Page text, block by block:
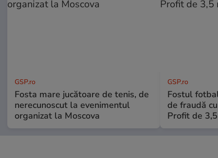
GSP.ro
Fosta mare jucătoare de tenis, de
nerecunoscut la evenimentul
organizat la Moscova
GSP.ro
Fostul
de fraudă
Profit de